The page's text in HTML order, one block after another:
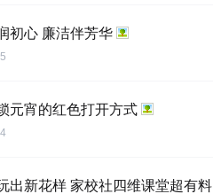
初心 廉洁伴芳华
元宵的红色打开方式
出新花样 家校社四维课堂超有料